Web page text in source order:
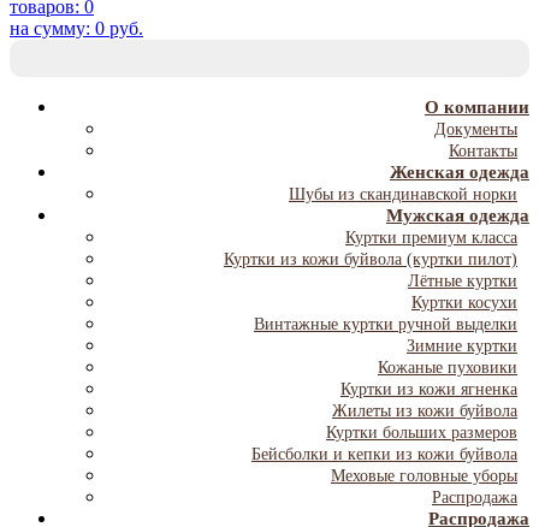
товаров: 0
на сумму: 0 руб.
О компании
Документы
Контакты
Женская одежда
Шубы из скандинавской норки
Мужская одежда
Куртки премиум класса
Куртки из кожи буйвола (куртки пилот)
Лётные куртки
Куртки косухи
Винтажные куртки ручной выделки
Зимние куртки
Кожаные пуховики
Куртки из кожи ягненка
Жилеты из кожи буйвола
Куртки больших размеров
Бейсболки и кепки из кожи буйвола
Меховые головные уборы
Распродажа
Распродажа